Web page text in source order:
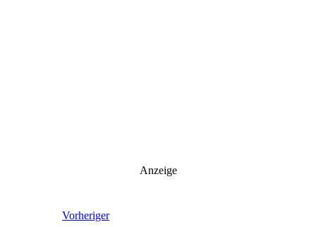
Anzeige
Vorheriger